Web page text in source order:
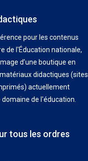
pour les contenus
de l'Éducation nationale,
d’une boutique en
didactiques (sites
actuellement
de l'éducation.
tous les ordres